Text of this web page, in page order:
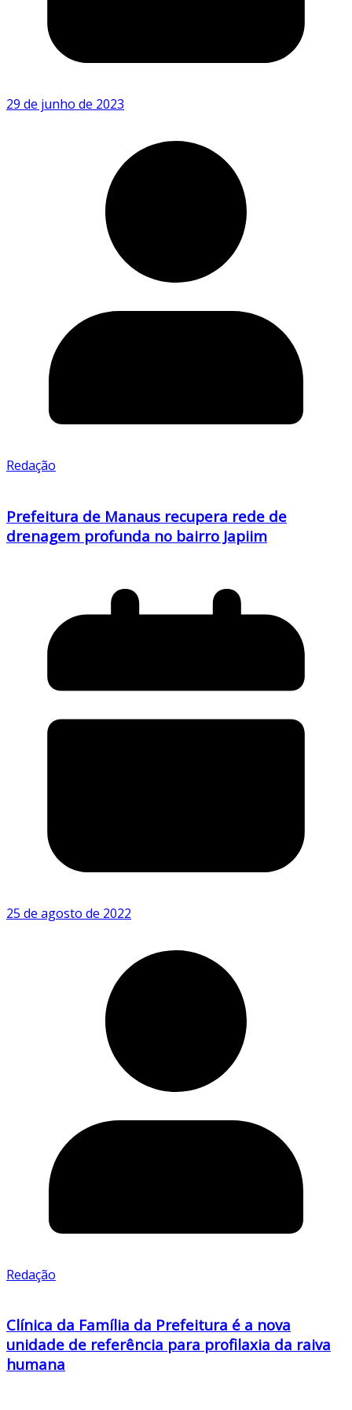
29 de junho de 2023
Redação
Prefeitura de Manaus recupera rede de
drenagem profunda no bairro Japiim
25 de agosto de 2022
Redação
Clínica da Família da Prefeitura é a nova
unidade de referência para profilaxia da raiva
humana